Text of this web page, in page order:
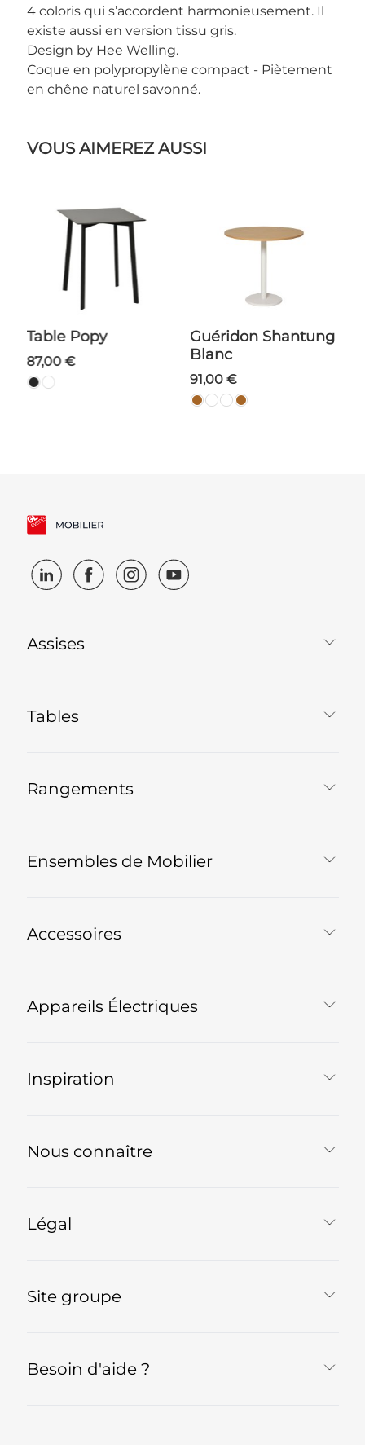
4 coloris qui s’accordent harmonieusement. Il
existe aussi en version tissu gris.
Design by Hee Welling.
Coque en polypropylène compact - Piètement
en chêne naturel savonné.
VOUS AIMEREZ AUSSI
Table Popy
87,00 €
Guéridon Shantung
Blanc
91,00 €
Assises
Tables
Rangements
Ensembles de Mobilier
Accessoires
Appareils Électriques
Inspiration
Nous connaître
Légal
Site groupe
Besoin d'aide ?